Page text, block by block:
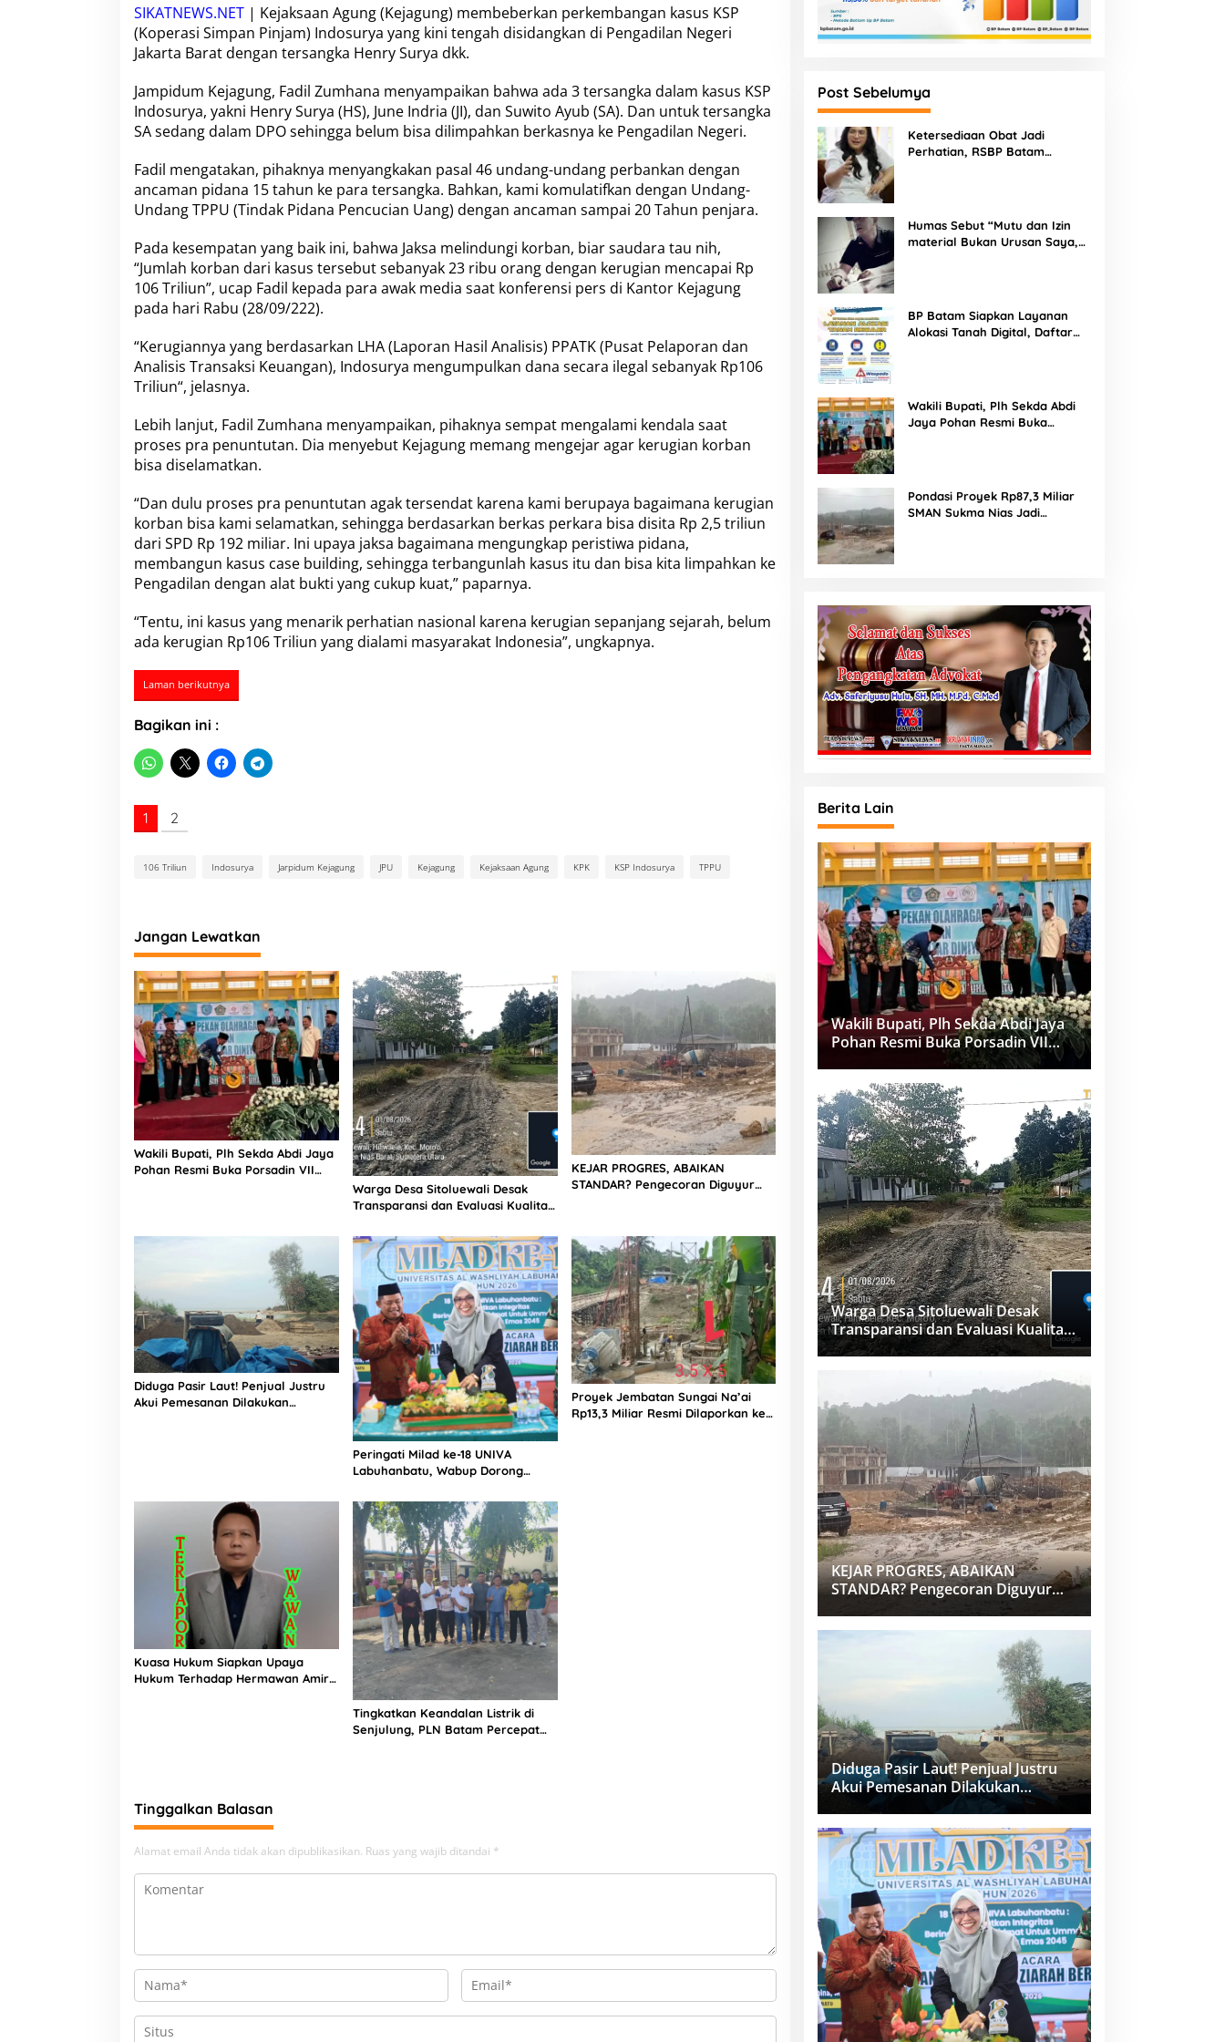
h
K
e
u
g
a
C
a
p
a
R
p
1
0
6
r
i
i
n
d
a
o
r
b
a
n
2
R
i
g
SIKATNEWS.NET | Kejaksaan Agung(Kejagung) membeberkan perkembangan kasus KSP
(Koperasi Simpan Pinjam) Indosurya yang kini tengah disidangkan di Pengadilan Negeri
Jakarta Baratdengan tersangka Henry Surya dkk.
Jampidum Kejagung, Fadil Zumhana menyampaikan bahwa ada 3 tersangka dalam kasus KSP
Indosurya, yakni Henry Surya (HS), June Indria (JI), dan Suwito Ayub (SA). Dan untuk tersangka
SA sedang dalam DPO sehingga belum bisa dilimpahkan berkasnya ke Pengadilan Negeri.
Fadil mengatakan, pihaknya menyangkakan pasal 46 undang-undang perbankan dengan
ancaman pidana 15 tahun ke para tersangka. Bahkan, kami komulatifkan dengan Undang-
Undang TPPU (Tindak Pidana Pencucian Uang) dengan ancaman sampai 20 Tahun penjara.
Pada kesempatan yang baik ini, bahwa Jaksa melindungi korban, biar saudara tau nih,
“Jumlah korban dari kasus tersebut sebanyak 23 ribu orang dengan kerugian mencapai Rp
106 Triliun”, ucap Fadil kepada para awak media saat konferensi pers di Kantor Kejagung
pada hari Rabu (28/09/222).
“Kerugiannya yang berdasarkan LHA(Laporan Hasil Analisis) PPATK(Pusat Pelaporan dan
Analisis Transaksi Keuangan), Indosurya mengumpulkan dana secara ilegal sebanyak Rp106
Triliun“, jelasnya.
Lebih lanjut, Fadil Zumhana menyampaikan, pihaknya sempat mengalami kendala saat
proses pra penuntutan. Dia menyebut Kejagung memang mengejar agar kerugian korban
bisa diselamatkan.
“Dan dulu proses pra penuntutan agak tersendat karena kami berupaya bagaimana kerugian
korban bisa kami selamatkan, sehingga berdasarkan berkas perkara bisa disita Rp 2,5 triliun
dari SPD Rp 192 miliar. Ini upaya jaksa bagaimana mengungkap peristiwa pidana,
membangun kasus case building, sehingga terbangunlah kasus itu dan bisa kita limpahkan ke
Pengadilan dengan alat bukti yang cukup kuat,” paparnya.
“Tentu, ini kasus yang menarik perhatian nasional karena kerugian sepanjang sejarah, belum
ada kerugian Rp106 Triliun yang dialami masyarakat Indonesia”, ungkapnya.
Laman berikutnya
Bagikan ini :
1 2
106 Triliun Indosurya Jarpidum Kejagung JPU Kejagung Kejaksaan Agung KPK KSP Indosurya TPPU
Jangan Lewatkan
Wakili Bupati, Plh Sekda Abdi Jaya
Pohan Resmi Buka Porsadin VII
Warga Desa Sitoluewali Desak
Transparansi dan Evaluasi Kualitas
Informasi
KEJAR PROGRES, ABAIKAN
STANDAR? Pengecoran Diguyur
dan PPK Bungkam
Diduga Pasir Laut! Penjual Justru
Akui Pemesanan Dilakukan
Peringati Milad ke-18 UNIVA
Labuhanbatu, Wabup Dorong
Indonesia Emas 2045
Proyek Jembatan Sungai Na’ai
Rp13,3 Miliar Resmi Dilaporkan ke
Kuasa Hukum Siapkan Upaya
Hukum Terhadap Hermawan Amir
Tingkatkan Keandalan Listrik di
Senjulung, PLN Batam Percepat
Tinggalkan Balasan
Alamat email Anda tidak akan dipublikasikan. Ruas yang wajib ditandai *
Post Sebelumya
Ketersediaan Obat Jadi
Perhatian, RSBP Batam
Humas Sebut “Mutu dan Izin
material Bukan Urusan Saya,
BP Batam Siapkan Layanan
Alokasi Tanah Digital, Daftar
Wakili Bupati, Plh Sekda Abdi
Jaya Pohan Resmi Buka
Pondasi Proyek Rp87,3 Miliar
SMAN Sukma Nias Jadi
Berita Lain
Wakili Bupati, Plh Sekda Abdi Jaya
Pohan Resmi Buka Porsadin VII
Kabupaten Labuhanbatu
Warga Desa Sitoluewali Desak
Transparansi dan Evaluasi Kualitas
Proyek Jalan, Diduga Minim
KEJAR PROGRES, ABAIKAN
STANDAR? Pengecoran Diguyur
Hujan di Proyek Rp87,34 Miliar
Sukma Nias, Konsultan, Pengawas
dan PPK Bungkam
Diduga Pasir Laut! Penjual Justru
Akui Pemesanan Dilakukan
Langsung Humas Proyek Sukma